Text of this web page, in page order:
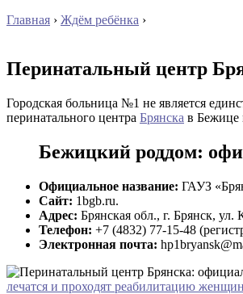
Главная › Ждём ребёнка ›
Перинатальный центр
Городская больница №1 не является
перинатального центра Брянска в Бежице
Бежицкий роддом:
Официальное название: ГАУЗ
Сайт: 1bgb.ru.
Адрес: Брянская обл., г. Брянск, ул.
Телефон: +7 (4832) 77-15-48
Электронная почта:
лечатся и проходят реабилитацию